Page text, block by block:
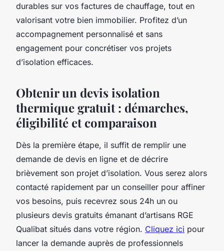
durables sur vos factures de chauffage, tout en
valorisant votre bien immobilier. Profitez d’un
accompagnement personnalisé et sans
engagement pour concrétiser vos projets
d’isolation efficaces.
Obtenir un devis isolation
thermique gratuit : démarches,
éligibilité et comparaison
Dès la première étape, il suffit de remplir une
demande de devis en ligne et de décrire
brièvement son projet d’isolation. Vous serez alors
contacté rapidement par un conseiller pour affiner
vos besoins, puis recevrez sous 24h un ou
plusieurs devis gratuits émanant d’artisans RGE
Qualibat situés dans votre région. Cliquez ici pour
lancer la demande auprès de professionnels